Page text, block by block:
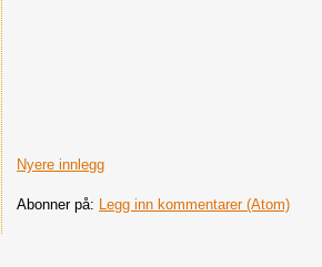
Nyere innlegg
Abonner på: Legg inn kommentarer (Atom)